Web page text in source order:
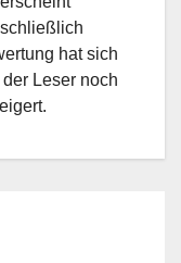
hat sich
Leser noch